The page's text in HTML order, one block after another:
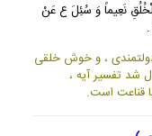
نَعِيماً وَ سُئِلَ ع عَنْ
.
دولتمندى ، و خوش خلقى
شد تفسير آيه ،
قناعت است.